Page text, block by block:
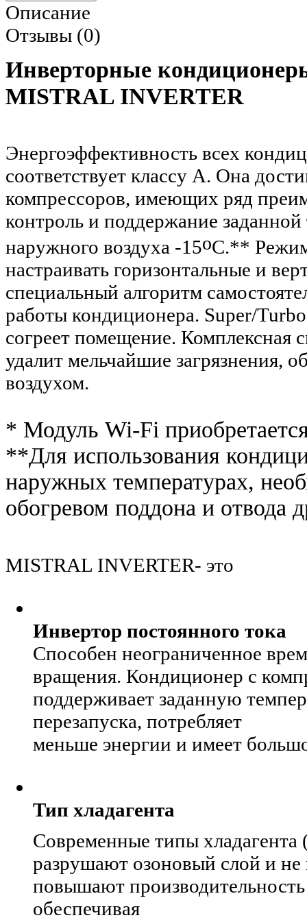
Описание
Отзывы (0)
Инверторные
MISTRAL INVERTER
Энергоэффективность всех
соответствует классу А. Она
компрессоров, имеющих ряд
контроль и поддержание
наружного воздуха -15оС.** Режим
настраивать горизонтальные и
специальный алгоритм
работы кондиционера. Super/
согреет помещение. Комплексная
удалит мельчайшие загрязнения,
воздухом.
* Модуль Wi-Fi
**Для использования
наружных температурах,
обогревом поддона и отвода
MISTRAL INVERTER- это
Инвертор постоянного тока
Способен неограниченное
вращения. Кондиционер с
поддерживает заданную
перезапуска, потребляет
меньше энергии и имеет
Тип хладагента
Современные типы
разрушают озоновый слой и не
повышают
обеспечивая